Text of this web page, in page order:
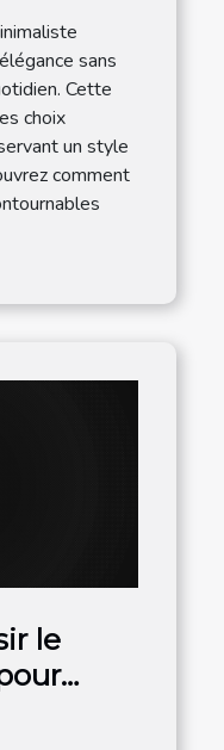
sans
Cette
choix
un style
comment
le
?